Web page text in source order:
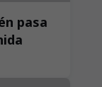
pasa